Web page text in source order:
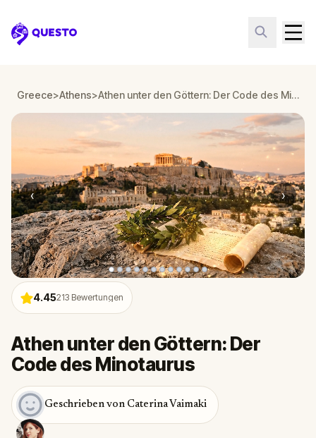
Questo
Greece>Athens> Athen unter den Göttern: Der Code des Minotaurus
‹ ›
4.45213 Bewertungen
Athen unter den Göttern: Der
Code des Minotaurus
Geschrieben von Caterina Vaimaki